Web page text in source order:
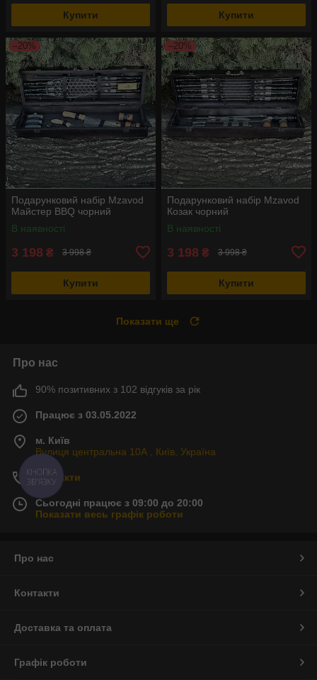
Купити Купити
–20%
Подарунковий набір Mzavod
Майстер BBQ чорний
В наявності
3 198 ₴ 3 998 ₴
Купити
–20%
Подарунковий набір Mzavod
Козак чорний
В наявності
3 198 ₴ 3 998 ₴
Купити
Показати ще
Про нас
90% позитивних з 102 відгуків за рік
Працює з 03.05.2022
м. Київ
Вулиця центральна 10А , Київ, Україна
Контакти
Сьогодні працює з 09:00 до 20:00
Показати весь графік роботи
Про нас
Контакти
Доставка та оплата
Графік роботи
КНОПКА
ЗВ'ЯЗКУ